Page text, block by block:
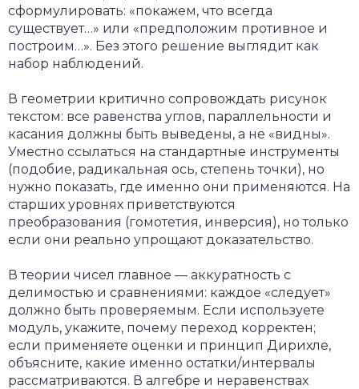
сформулировать: «покажем, что всегда
существует…» или «предположим противное и
построим…». Без этого решение выглядит как
набор наблюдений.
В геометрии критично сопровождать рисунок
текстом: все равенства углов, параллельности и
касания должны быть выведены, а не «видны».
Уместно ссылаться на стандартные инструменты
(подобие, радикальная ось, степень точки), но
нужно показать, где именно они применяются. На
старших уровнях приветствуются
преобразования (гомотетия, инверсия), но только
если они реально упрощают доказательство.
В теории чисел главное — аккуратность с
делимостью и сравнениями: каждое «следует»
должно быть проверяемым. Если используете
модуль, укажите, почему переход корректен;
если применяете оценки и принцип Дирихле,
объясните, какие именно остатки/интервалы
рассматриваются. В алгебре и неравенствах